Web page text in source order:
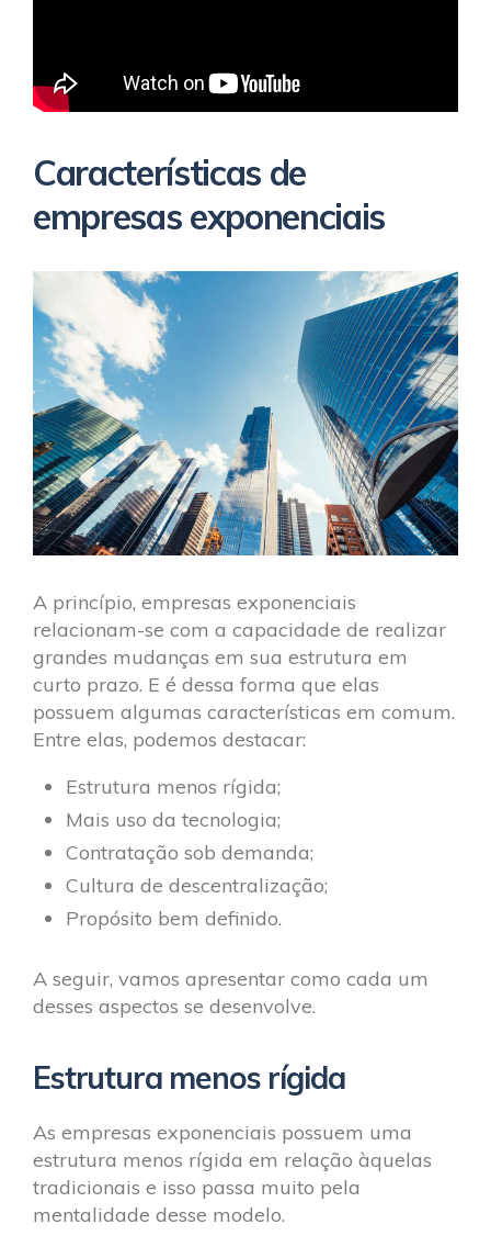
Características de
empresas exponenciais
A princípio, empresas exponenciais
relacionam-se com a capacidade de realizar
grandes mudanças em sua estrutura em
curto prazo. E é dessa forma que elas
possuem algumas características em comum.
Entre elas, podemos destacar:
Estrutura menos rígida;
Mais uso da tecnologia;
Contratação sob demanda;
Cultura de descentralização;
Propósito bem definido.
A seguir, vamos apresentar como cada um
desses aspectos se desenvolve.
Estrutura menos rígida
As empresas exponenciais possuem uma
estrutura menos rígida em relação àquelas
tradicionais e isso passa muito pela
mentalidade desse modelo.